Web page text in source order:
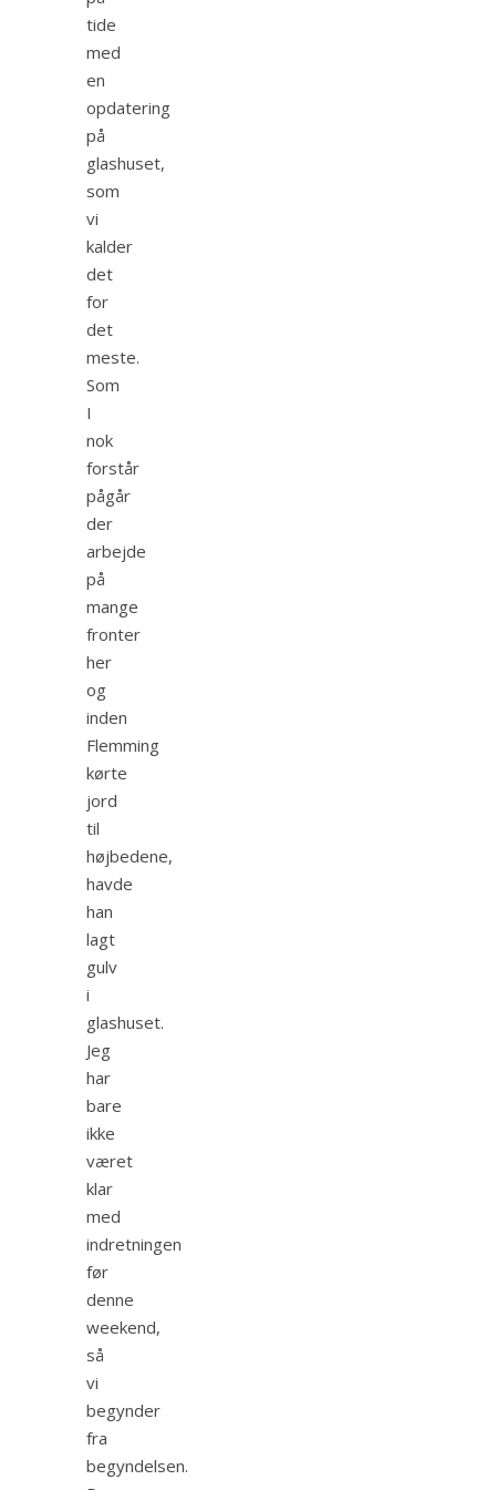
tide
med
en
opdatering
på
glashuset,
som
vi
kalder
det
for
det
meste.
Som
I
nok
forstår
pågår
der
arbejde
på
mange
fronter
her
og
inden
Flemming
kørte
jord
til
højbedene,
havde
han
lagt
gulv
i
glashuset.
Jeg
har
bare
ikke
været
klar
med
indretningen
før
denne
weekend,
så
vi
begynder
fra
begyndelsen.